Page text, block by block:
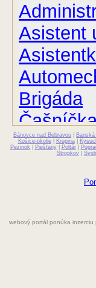
Asistent
Brigáda
Čašník
Grafik
Bánovce nad Bebravou
Košice-okolie| Krupina|
Pezinok
Piešťany| Poltár|
Stropkov|
webový portál ponúka